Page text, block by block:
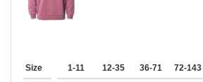
Size 1-11 12-35 36-71 72-143